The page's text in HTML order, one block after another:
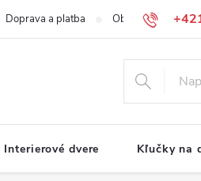
Doprava a platba Obchodné
Interierové dvere Kľučky na